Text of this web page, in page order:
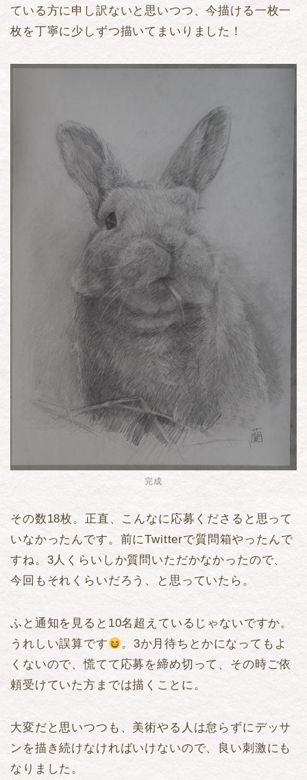
ている方に申し訳ないと思いつつ、今描ける一枚一
枚を丁寧に少しずつ描いてまいりました！
完成
その数18枚。正直、こんなに応募くださると思って
いなかったんです。前にTwitterで質問箱やったんで
すね。3人くらいしか質問いただかなかったので、
今回もそれくらいだろう、と思っていたら。
ふと通知を見ると10名超えているじゃないですか。
うれしい誤算です
。3か月待ちとかになってもよ
くないので、慌てて応募を締め切って、その時ご依
頼受けていた方までは描くことに。
大変だと思いつつも、美術やる人は怠らずにデッサ
ンを描き続けなければいけないので、良い刺激にも
なりました。